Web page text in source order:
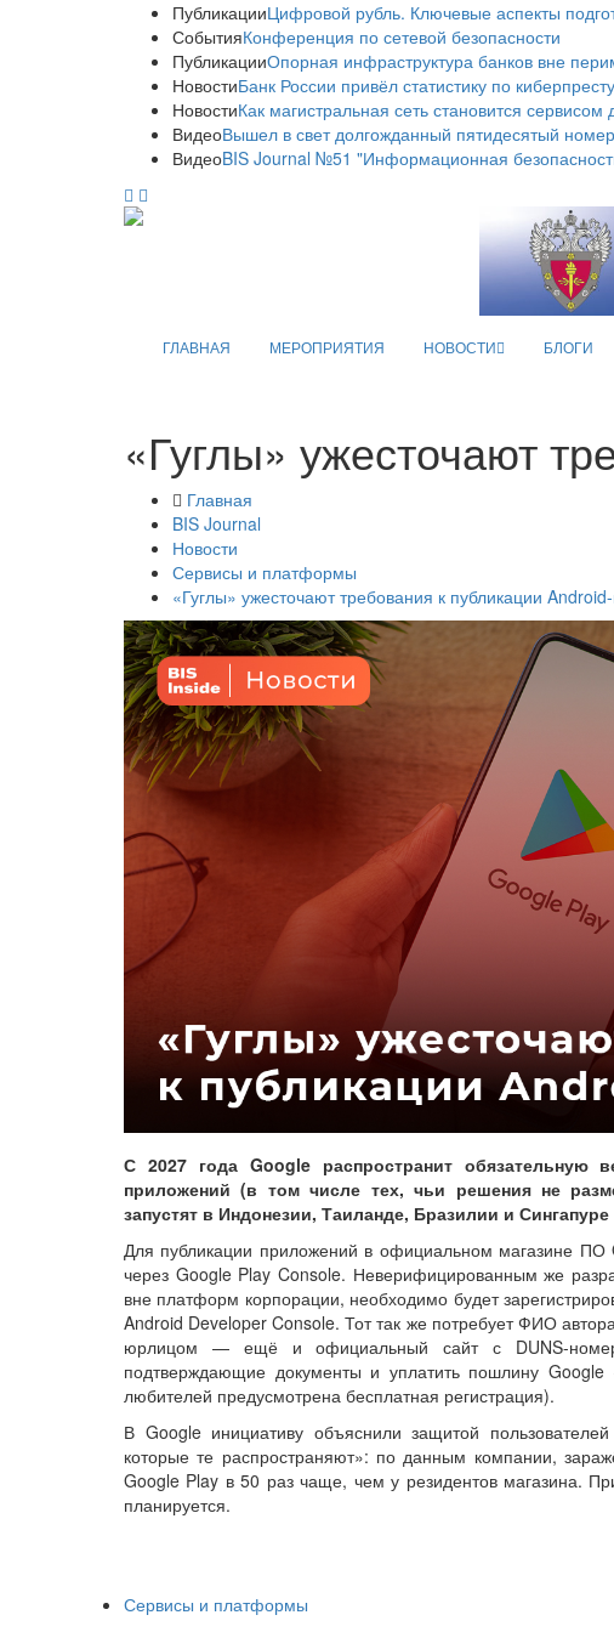
ПубликацииЦифровой рубль. Ключевые аспекты
СобытияКонференция по сетевой безопасности
ПубликацииОпорная инфраструктура банков вне
НовостиБанк России привёл статистику по
НовостиКак магистральная сеть становится сервисом
ВидеоВышел в свет долгожданный пятидесятый
ВидеоBIS Journal №51 "Информационная
ГЛАВНАЯ МЕРОПРИЯТИЯ НОВОСТИ БЛОГИ
«Гуглы» ужесточают
Главная
BIS Journal
Новости
Сервисы и платформы
«Гуглы» ужесточают требования к публикации
С 2027 года Google распространит обязательную
приложений (в том числе тех, чьи решения не
запустят в Индонезии, Таиланде, Бразилии и
Для публикации приложений в официальном магазине
через Google Play Console. Неверифицированным же
вне платформ корпорации, необходимо будет
Android Developer Console. Тот так же потребует ФИО
юрлицом — ещё и официальный сайт с DUNS-
подтверждающие документы и уплатить пошлину
любителей предусмотрена бесплатная регистрация).
В Google инициативу объяснили защитой
которые те распространяют»: по данным компании,
Google Play в 50 раз чаще, чем у резидентов магазина.
планируется.
Сервисы и платформы